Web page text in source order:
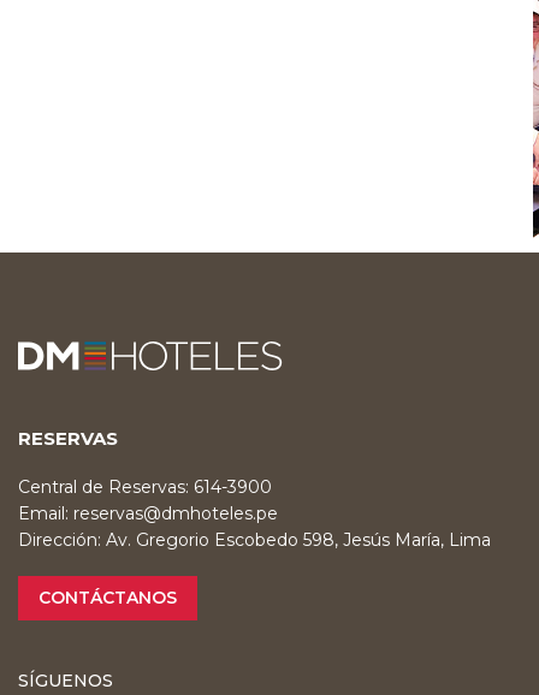
RESERVAS
Central de Reservas: 614-3900
Email: reservas@dmhoteles.pe
Dirección: Av. Gregorio Escobedo 598, Jesús María, Lima
CONTÁCTANOS
SÍGUENOS